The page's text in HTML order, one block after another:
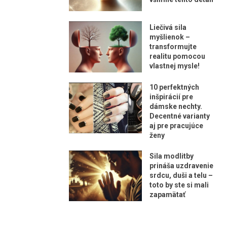
Liečivá sila
myšlienok –
transformujte
realitu pomocou
vlastnej mysle!
10 perfektných
inšpirácií pre
dámske nechty.
Decentné varianty
aj pre pracujúce
ženy
Sila modlitby
prináša uzdravenie
srdcu, duši a telu –
toto by ste si mali
zapamätať